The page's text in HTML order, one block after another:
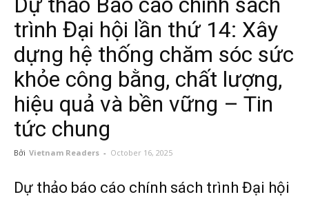
trình Đại hội lần thứ 14: Xây
dựng hệ thống chăm sóc sức
khỏe công bằng, chất lượng,
hiệu quả và bền vững – Tin
tức chung
Bởi Vietnam Readers - October 16, 2025
Dự thảo báo cáo chính sách trình Đại hội